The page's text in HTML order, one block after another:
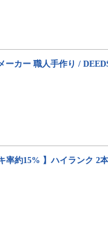
ーカー 職人手作り /
率約15% 】ハイランク 2